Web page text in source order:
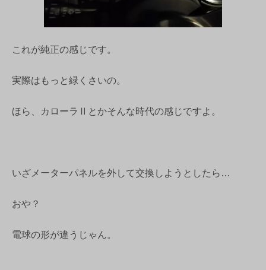
これが純正の感じです。
実際はもっと緑くさいの。
ほら、カローラⅡとかそんな時代の感じですよ。
いざメーターパネルを外して交換しようとしたら…
おや？
電球の形が違うじゃん。